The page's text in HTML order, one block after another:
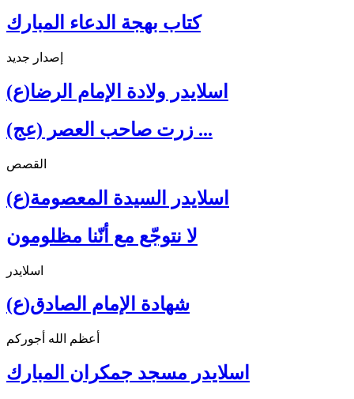
كتاب بهجة الدعاء المبارك
إصدار جديد
اسلايدر ولادة الإمام الرضا(ع)
زرت صاحب العصر (عج) ...
القصص
اسلايدر السيدة المعصومة(ع)
لا نتوجّع مع أنّنا مظلومون
اسلايدر
شهادة الإمام الصادق(ع)
أعظم الله أجوركم
اسلايدر مسجد جمكران المبارك